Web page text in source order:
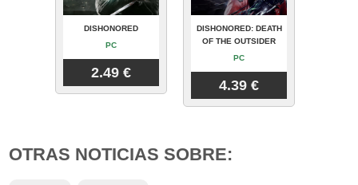
DISHONORED
PC
2.49 €
DISHONORED: DEATH
OF THE OUTSIDER
PC
4.39 €
OTRAS NOTICIAS SOBRE: